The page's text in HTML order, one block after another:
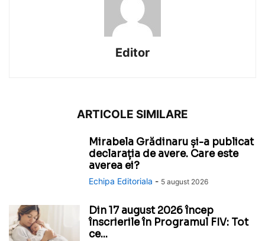
Editor
ARTICOLE SIMILARE
Mirabela Grădinaru și-a publicat
declarația de avere. Care este
averea ei?
Echipa Editoriala - 5 august 2026
Din 17 august 2026 încep
înscrierile în Programul FIV: Tot
ce...